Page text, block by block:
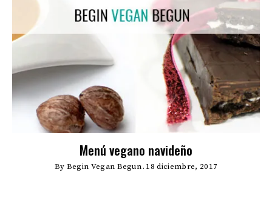
Menú vegano navideño
By Begin Vegan Begun 18 diciembre, 2017